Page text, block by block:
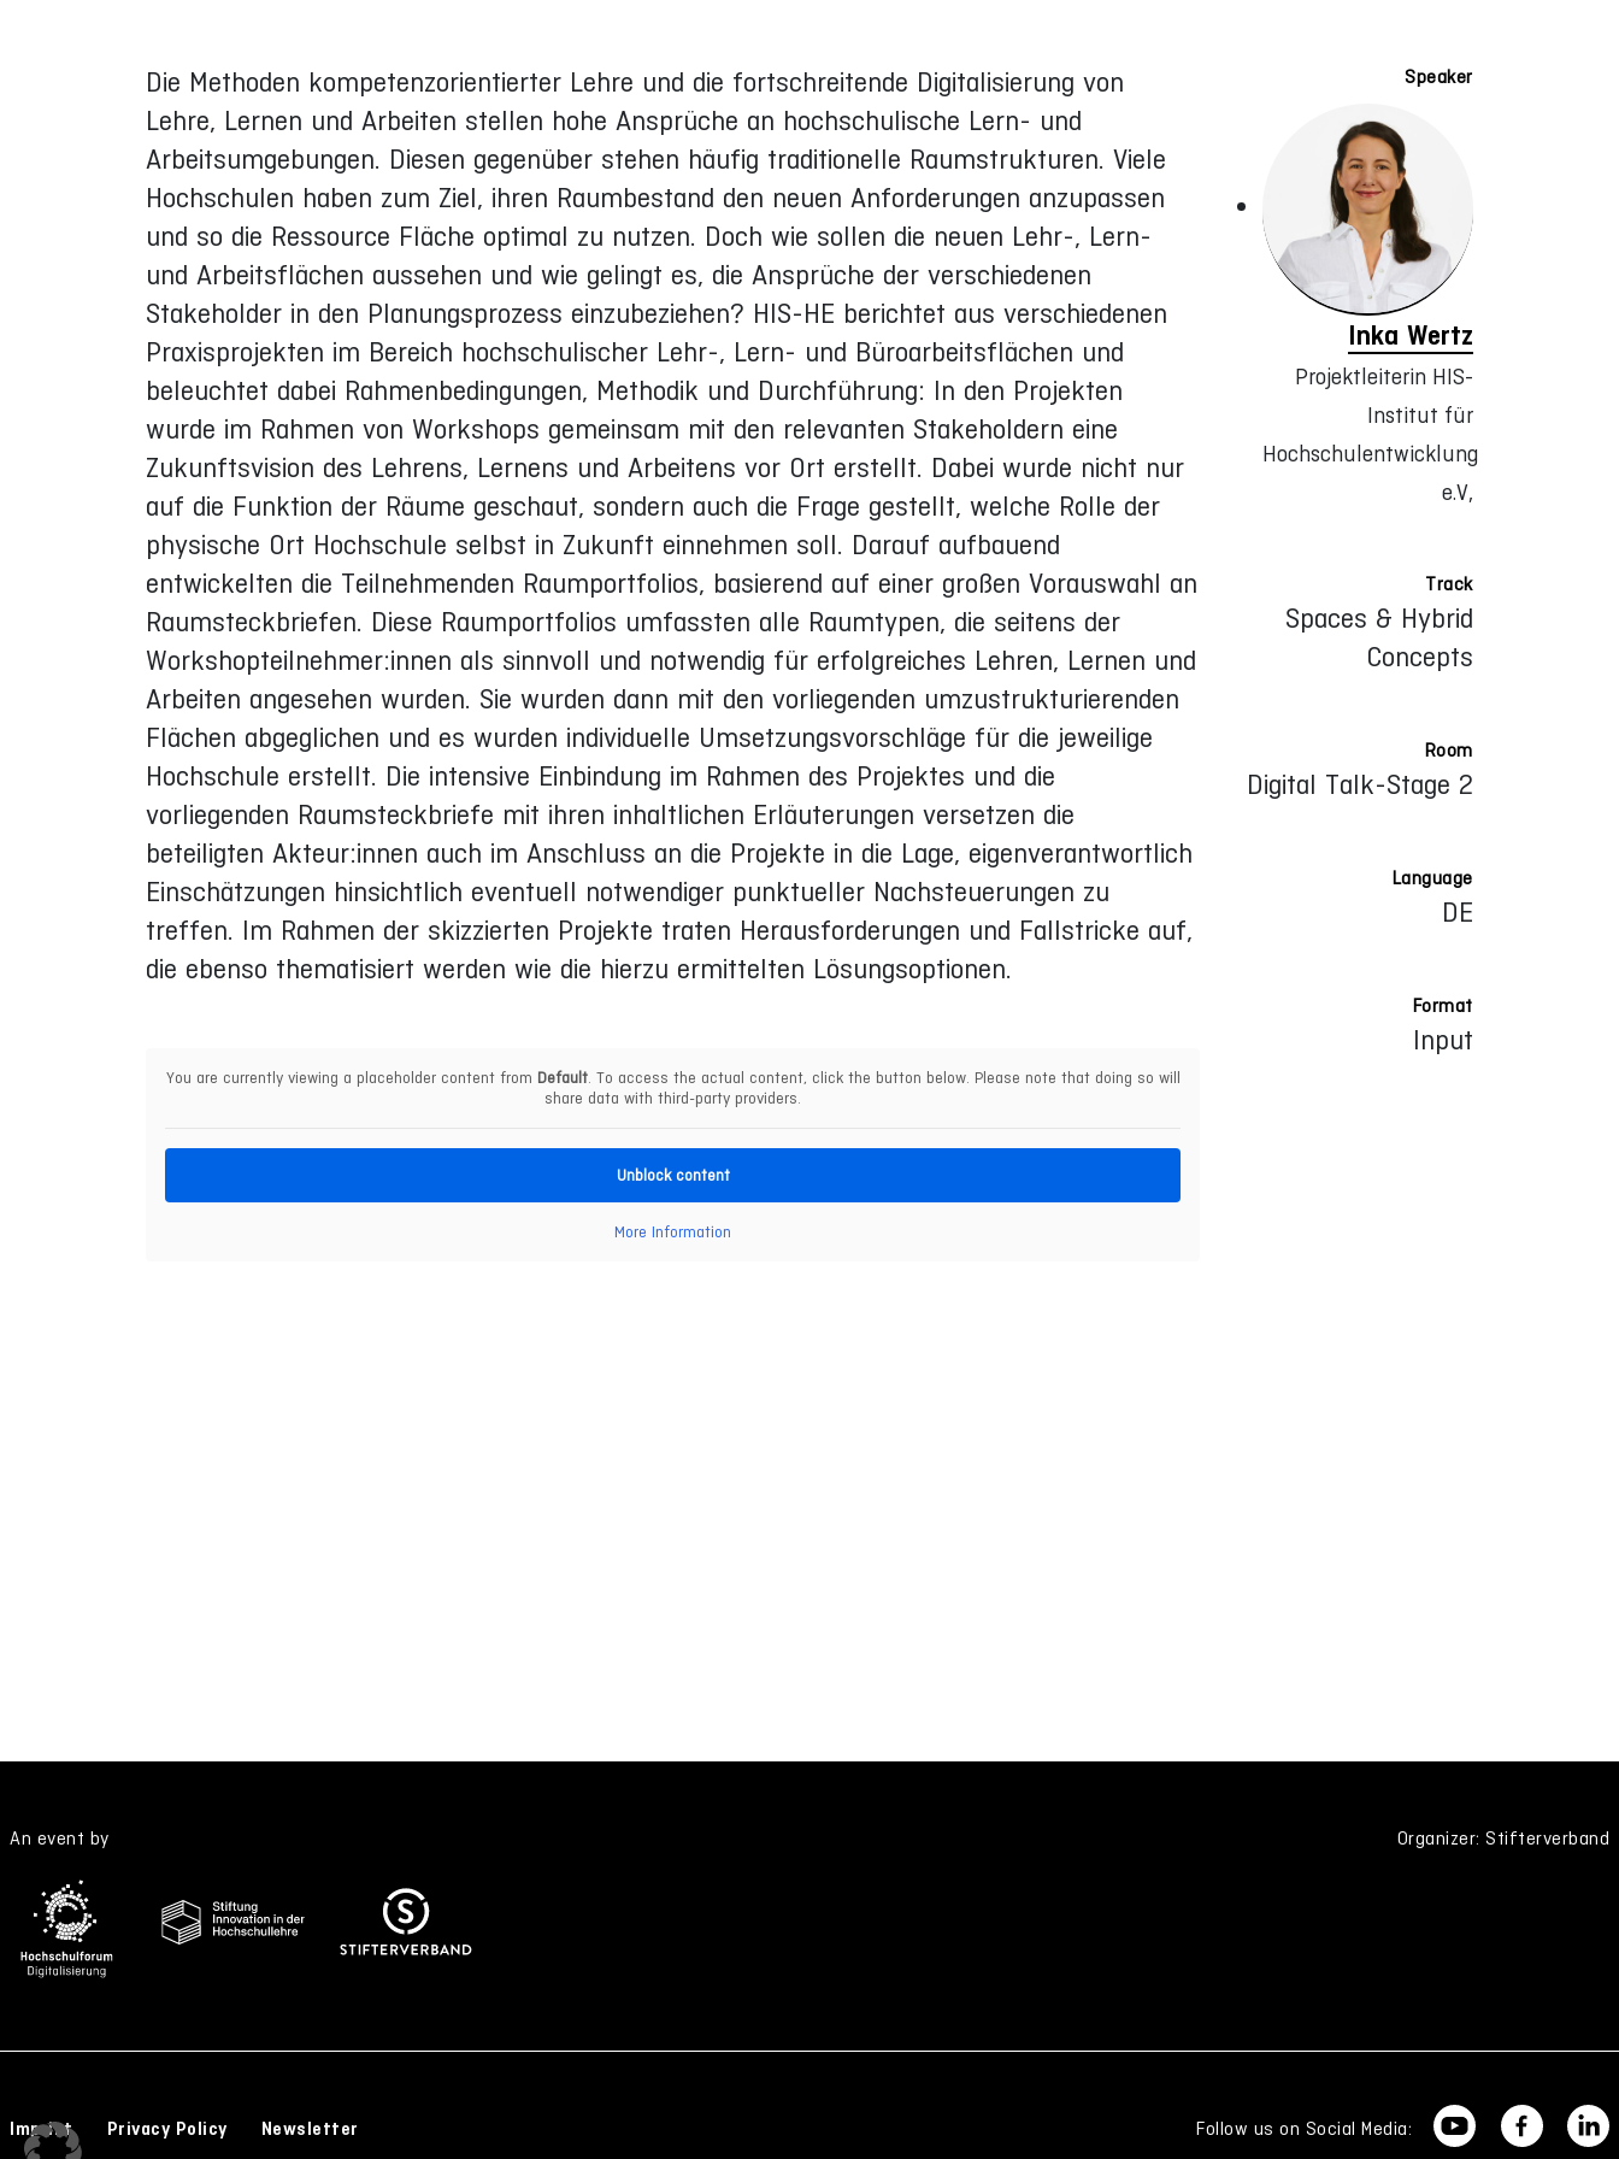
Die Methoden kompetenzorientierter Lehre und die fortschreitende Digitalisierung von
Lehre, Lernen und Arbeiten stellen hohe Ansprüche an hochschulische Lern- und
Arbeitsumgebungen. Diesen gegenüber stehen häufig traditionelle Raumstrukturen. Viele
Hochschulen haben zum Ziel, ihren Raumbestand den neuen Anforderungen anzupassen
und so die Ressource Fläche optimal zu nutzen. Doch wie sollen die neuen Lehr-, Lern-
und Arbeitsflächen aussehen und wie gelingt es, die Ansprüche der verschiedenen
Stakeholder in den Planungsprozess einzubeziehen? HIS-HE berichtet aus verschiedenen
Praxisprojekten im Bereich hochschulischer Lehr-, Lern- und Büroarbeitsflächen und
beleuchtet dabei Rahmenbedingungen, Methodik und Durchführung: In den Projekten
wurde im Rahmen von Workshops gemeinsam mit den relevanten Stakeholdern eine
Zukunftsvision des Lehrens, Lernens und Arbeitens vor Ort erstellt. Dabei wurde nicht nur
auf die Funktion der Räume geschaut, sondern auch die Frage gestellt, welche Rolle der
physische Ort Hochschule selbst in Zukunft einnehmen soll. Darauf aufbauend
entwickelten die Teilnehmenden Raumportfolios, basierend auf einer großen Vorauswahl an
Raumsteckbriefen. Diese Raumportfolios umfassten alle Raumtypen, die seitens der
Workshopteilnehmer:innen als sinnvoll und notwendig für erfolgreiches Lehren, Lernen und
Arbeiten angesehen wurden. Sie wurden dann mit den vorliegenden umzustrukturierenden
Flächen abgeglichen und es wurden individuelle Umsetzungsvorschläge für die jeweilige
Hochschule erstellt. Die intensive Einbindung im Rahmen des Projektes und die
vorliegenden Raumsteckbriefe mit ihren inhaltlichen Erläuterungen versetzen die
beteiligten Akteur:innen auch im Anschluss an die Projekte in die Lage, eigenverantwortlich
Einschätzungen hinsichtlich eventuell notwendiger punktueller Nachsteuerungen zu
treffen. Im Rahmen der skizzierten Projekte traten Herausforderungen und Fallstricke auf,
die ebenso thematisiert werden wie die hierzu ermittelten Lösungsoptionen.
You are currently viewing a placeholder content from Default. To access the actual content, click the button below. Please note that doing so will
share data with third-party providers.
Unblock content
More Information
Speaker
Inka Wertz
Projektleiterin HIS-
Institut für
Hochschulentwicklung
e.V,
Track
Spaces & Hybrid
Concepts
Room
Digital Talk-Stage 2
Language
DE
Format
Input
An event by Organizer: Stifterverband
Imprint Privacy Policy Newsletter Follow us on Social Media: